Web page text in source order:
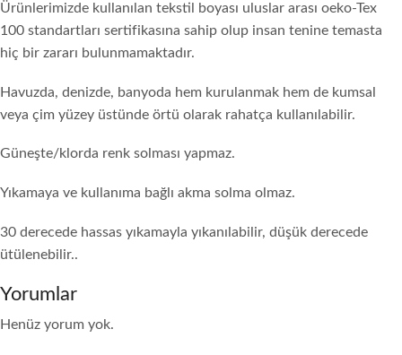
Ürünlerimizde kullanılan tekstil boyası uluslar arası oeko-Tex
100 standartları sertifikasına sahip olup insan tenine temasta
hiç bir zararı bulunmamaktadır.
Havuzda, denizde, banyoda hem kurulanmak hem de kumsal
veya çim yüzey üstünde örtü olarak rahatça kullanılabilir.
Güneşte/klorda renk solması yapmaz.
Yıkamaya ve kullanıma bağlı akma solma olmaz.
30 derecede hassas yıkamayla yıkanılabilir, düşük derecede
ütülenebilir..
Yorumlar
Henüz yorum yok.